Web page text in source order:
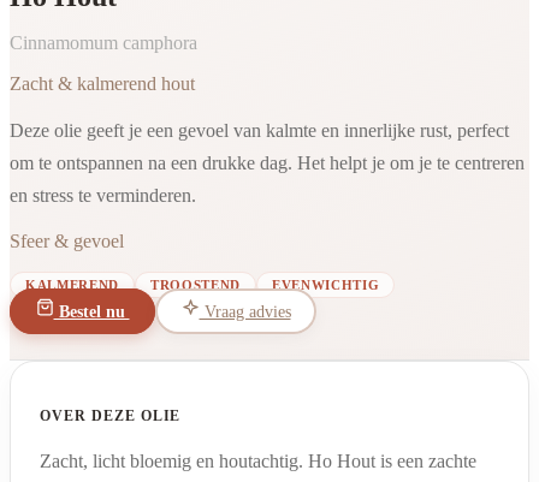
Cinnamomum camphora
Zacht & kalmerend hout
Deze olie geeft je een gevoel van kalmte en innerlijke rust, perfect
om te ontspannen na een drukke dag. Het helpt je om je te centreren
en stress te verminderen.
Sfeer & gevoel
KALMEREND TROOSTEND EVENWICHTIG
Bestel nu Vraag advies
OVER DEZE OLIE
Zacht, licht bloemig en houtachtig. Ho Hout is een zachte